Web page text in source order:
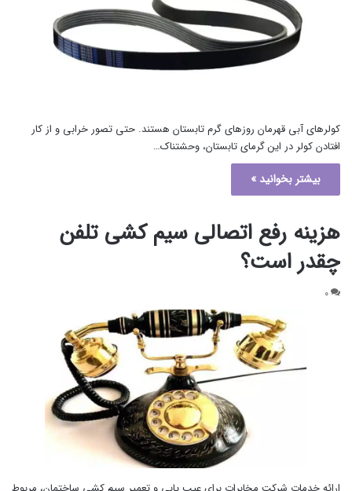
کولرهای آبی قهرمان روزهای گرم تابستان هستند. حتی تصور خرابی و از کار
افتادن کولر در این گرمای تابستان، وحشتناک…
بیشتر بخوانید »
هزینه رفع اتصالی سیم کشی تلفن
چقدر است؟
۰